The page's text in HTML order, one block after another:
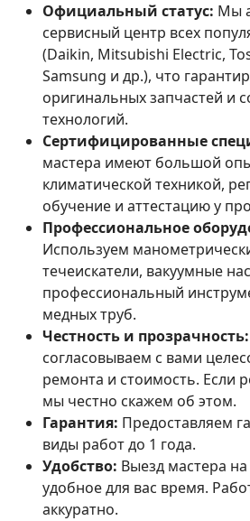
Официальный статус: Мы
сервисный центр всех
(Daikin, Mitsubishi Electric,
Samsung и др.), что
оригинальных запчастей и
технологий.
Сертифицированные
мастера имеют большой
климатической техникой,
обучение и аттестацию у
Профессиональное
Используем
течеискатели, вакуумные
профессиональный
медных труб.
Честность и прозрачность:
согласовываем с вами
ремонта и стоимость. Если
мы честно скажем об этом.
Гарантия: Предоставляем
виды работ до 1 года.
Удобство: Выезд мастера
удобное для вас время.
аккуратно.